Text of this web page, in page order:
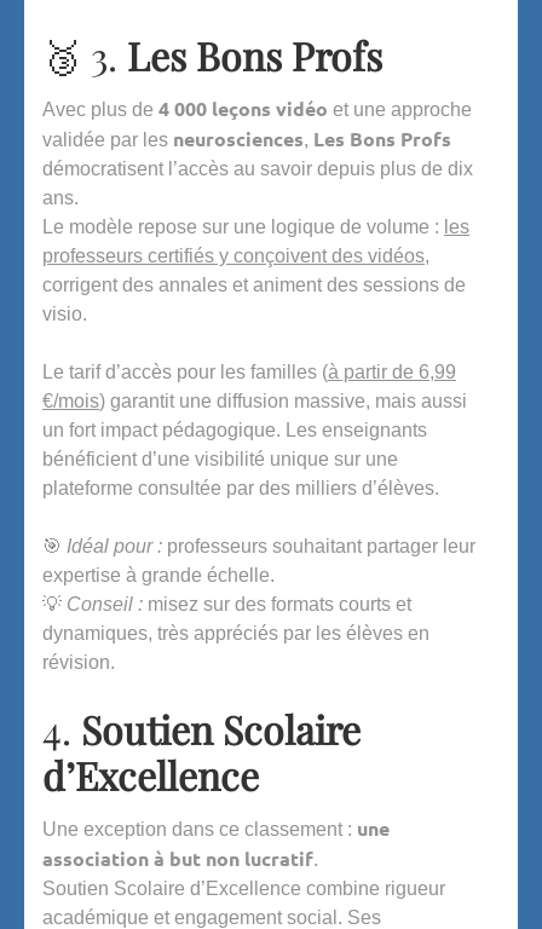
🥉 3. Les Bons Profs
Avec plus de 4 000 leçons vidéo et une approche
validée par les neurosciences, Les Bons Profs
démocratisent l’accès au savoir depuis plus de dix
ans.
Le modèle repose sur une logique de volume : les
professeurs certifiés y conçoivent des vidéos,
corrigent des annales et animent des sessions de
visio.
Le tarif d’accès pour les familles (à partir de 6,99
€/mois) garantit une diffusion massive, mais aussi
un fort impact pédagogique. Les enseignants
bénéficient d’une visibilité unique sur une
plateforme consultée par des milliers d’élèves.
🎯 Idéal pour : professeurs souhaitant partager leur
expertise à grande échelle.
💡 Conseil : misez sur des formats courts et
dynamiques, très appréciés par les élèves en
révision.
4. Soutien Scolaire
d’Excellence
Une exception dans ce classement : une
association à but non lucratif.
Soutien Scolaire d’Excellence combine rigueur
académique et engagement social. Ses